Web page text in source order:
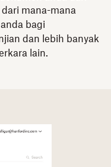
mana-mana
bagi
dan lebih banyak
lain.